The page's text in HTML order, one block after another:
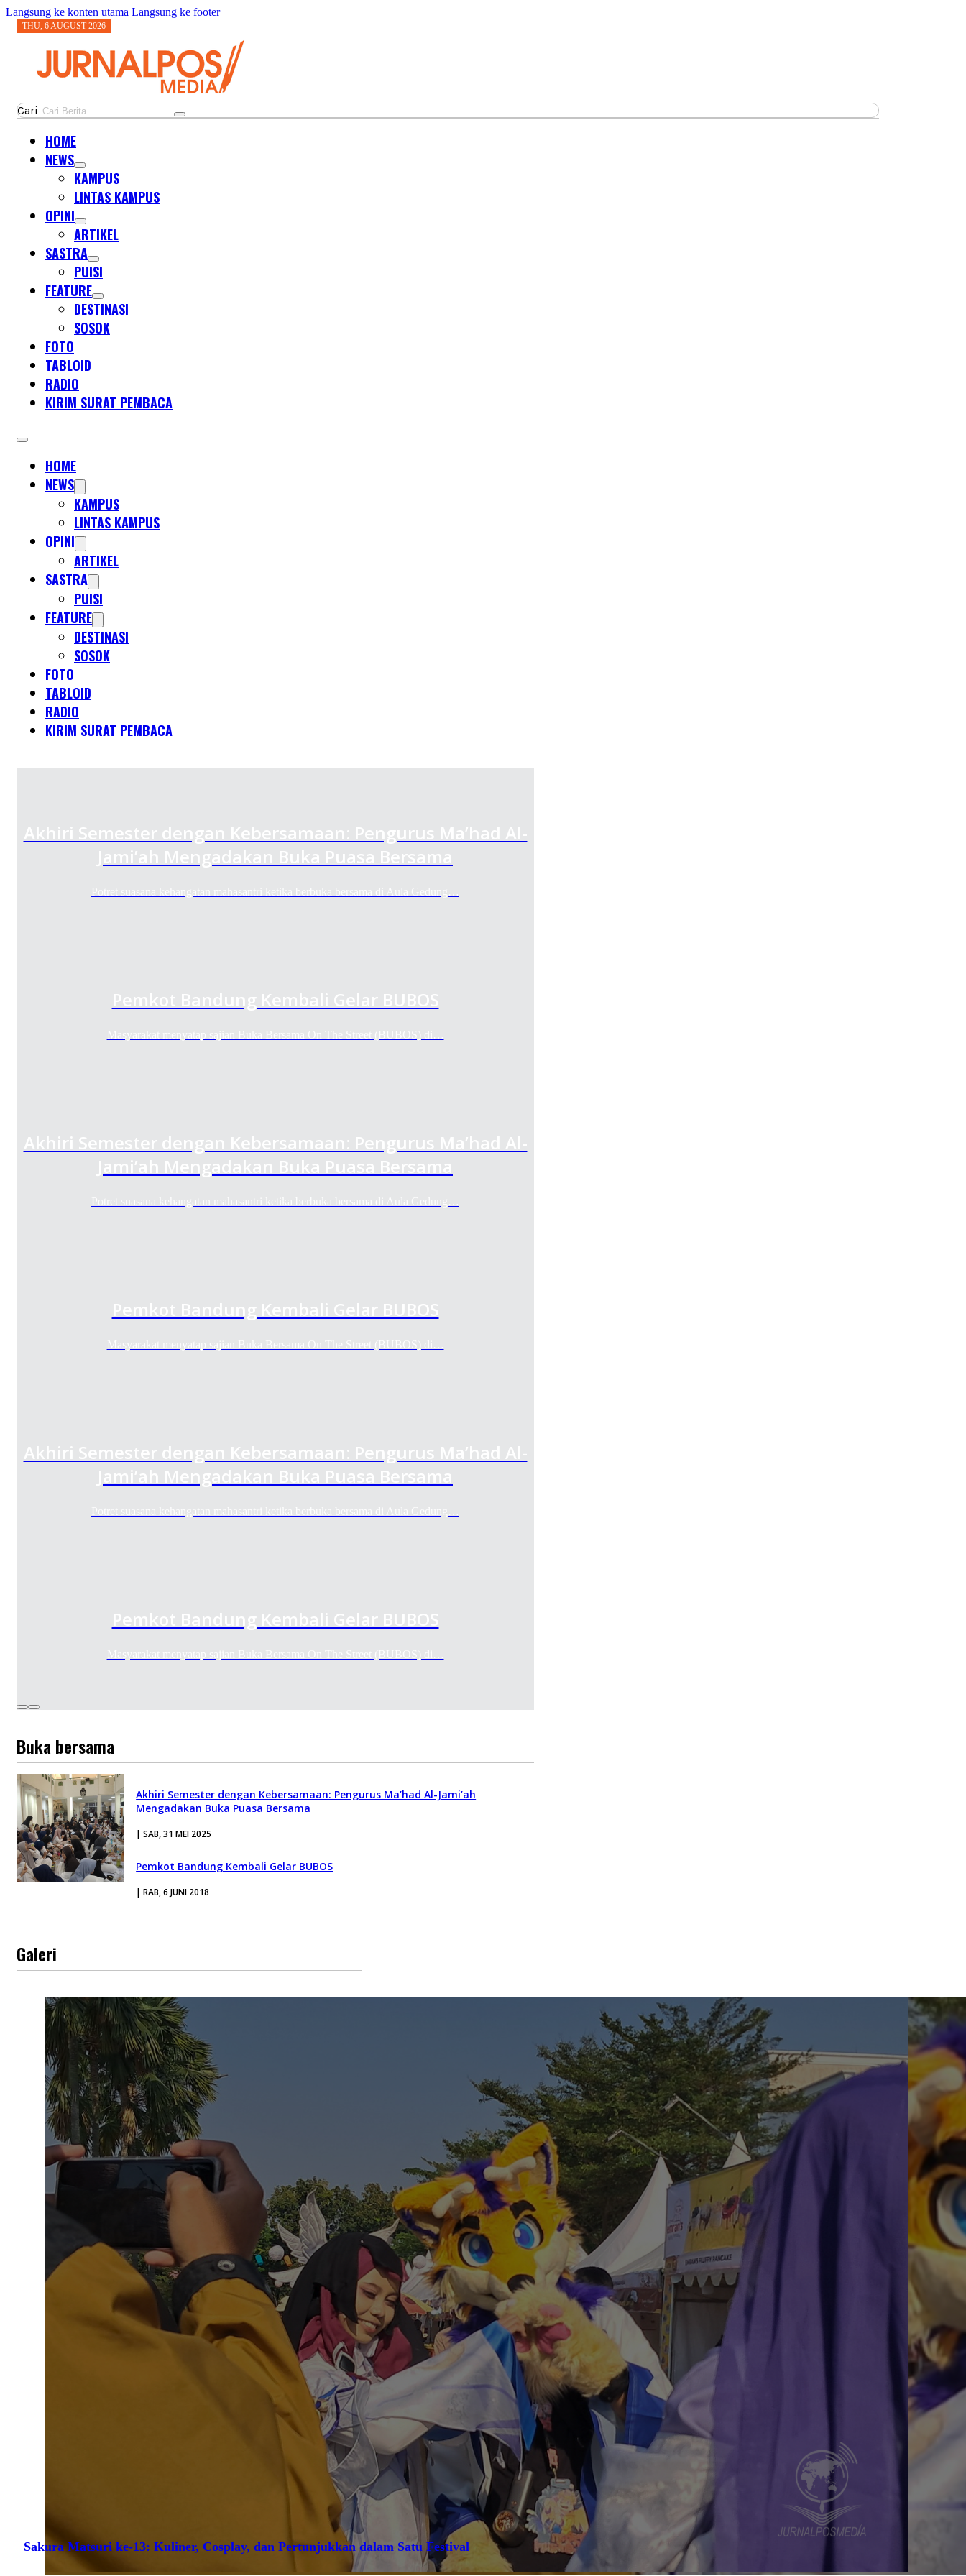
Langsung ke konten utama Langsung ke footer
THU, 6 AUGUST 2026
Cari
HOME
NEWS
KAMPUS
LINTAS KAMPUS
OPINI
ARTIKEL
SASTRA
PUISI
FEATURE
DESTINASI
SOSOK
FOTO
TABLOID
RADIO
KIRIM SURAT PEMBACA
HOME
NEWS
KAMPUS
LINTAS KAMPUS
OPINI
ARTIKEL
SASTRA
PUISI
FEATURE
DESTINASI
SOSOK
FOTO
TABLOID
RADIO
KIRIM SURAT PEMBACA
Akhiri Semester dengan Kebersamaan: Pengurus Ma’had Al-
Jami’ah Mengadakan Buka Puasa Bersama
Potret suasana kehangatan mahasantri ketika berbuka bersama di Aula Gedung…
Pemkot Bandung Kembali Gelar BUBOS
Masyarakat menyatap sajian Buka Bersama On The Street (BUBOS) di…
Akhiri Semester dengan Kebersamaan: Pengurus Ma’had Al-
Jami’ah Mengadakan Buka Puasa Bersama
Potret suasana kehangatan mahasantri ketika berbuka bersama di Aula Gedung…
Pemkot Bandung Kembali Gelar BUBOS
Masyarakat menyatap sajian Buka Bersama On The Street (BUBOS) di…
Akhiri Semester dengan Kebersamaan: Pengurus Ma’had Al-
Jami’ah Mengadakan Buka Puasa Bersama
Potret suasana kehangatan mahasantri ketika berbuka bersama di Aula Gedung…
Pemkot Bandung Kembali Gelar BUBOS
Masyarakat menyatap sajian Buka Bersama On The Street (BUBOS) di…
Buka bersama
Akhiri Semester dengan Kebersamaan: Pengurus Ma’had Al-Jami’ah
Mengadakan Buka Puasa Bersama
| SAB, 31 MEI 2025
Pemkot Bandung Kembali Gelar BUBOS
| RAB, 6 JUNI 2018
Galeri
Sakura Matsuri ke-13: Kuliner, Cosplay, dan Pertunjukkan dalam Satu Festival